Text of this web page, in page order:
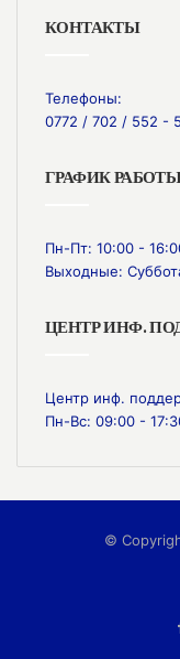
КОНТАКТЫ
Телефоны:
0772 / 702 / 552 -
ГРАФИК
Пн-Пт: 10:00 -
Выходные:
ЦЕНТР ИНФ.
Центр инф.
Пн-Вс: 09:00 -
©